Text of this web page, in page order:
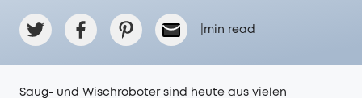
min read
Saug- und Wischroboter sind heute aus vielen